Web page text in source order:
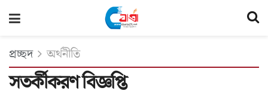
প্রচ্ছদ অর্থনীতি
সতর্কীকরণ বিজ্ঞপ্তি